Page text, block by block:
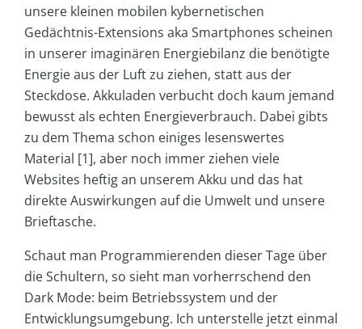
unsere kleinen mobilen kybernetischen
Gedächtnis-Extensions aka Smartphones scheinen
in unserer imaginären Energiebilanz die benötigte
Energie aus der Luft zu ziehen, statt aus der
Steckdose. Akkuladen verbucht doch kaum jemand
bewusst als echten Energieverbrauch. Dabei gibts
zu dem Thema schon einiges lesenswertes
Material [1], aber noch immer ziehen viele
Websites heftig an unserem Akku und das hat
direkte Auswirkungen auf die Umwelt und unsere
Brieftasche.
Schaut man Programmierenden dieser Tage über
die Schultern, so sieht man vorherrschend den
Dark Mode: beim Betriebssystem und der
Entwicklungsumgebung. Ich unterstelle jetzt einmal